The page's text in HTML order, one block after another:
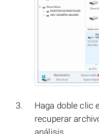
Haga doble clic
recuperar
análisis.